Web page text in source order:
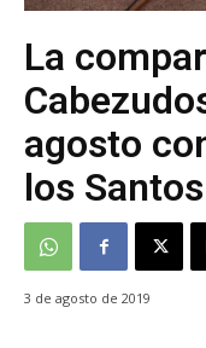
La
agosto
los
3 de agosto de 2019